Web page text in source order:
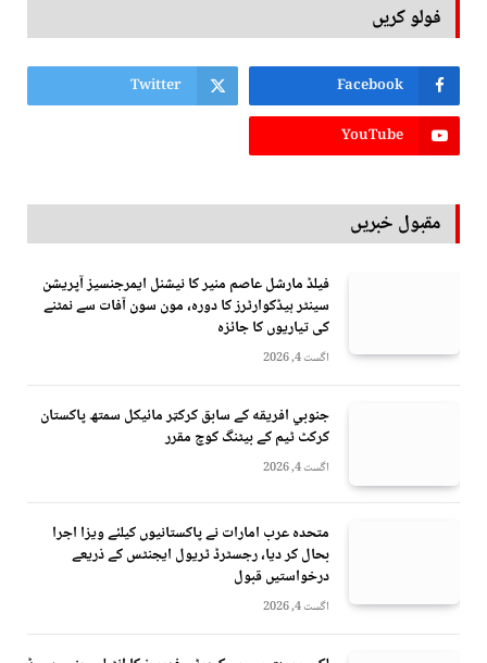
فولو کریں
Facebook
Twitter
YouTube
مقبول خبریں
فیلڈ مارشل عاصم منیر کا نیشنل ایمرجنسیز آپریشن
سینٹر ہیڈکوارٹرز کا دورہ، مون سون آفات سے نمٹنے
کی تیاریوں کا جائزہ
اگست 4, 2026
جنوبي افريقه کے سابق کرکټر مائیکل سمتھ پاکستان
کرکٹ ٹیم کے بیٹنگ کوچ مقرر
اگست 4, 2026
متحدہ عرب امارات نے پاکستانیوں کیلئے ویزا اجرا
بحال کر دیا، رجسٹرڈ ٹریول ایجنٹس کے ذریعے
درخواستیں قبول
اگست 4, 2026